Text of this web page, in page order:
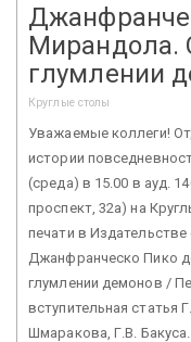
Мирандола.
глумлении
Круглые столы
Уважаемые коллеги!
истории
(среда) в 15.00 в ауд.
проспект, 32а) на
печати в Издательстве
Джанфранческо Пико
глумлении демонов /
вступительная статья
Шмаракова, Г.В.